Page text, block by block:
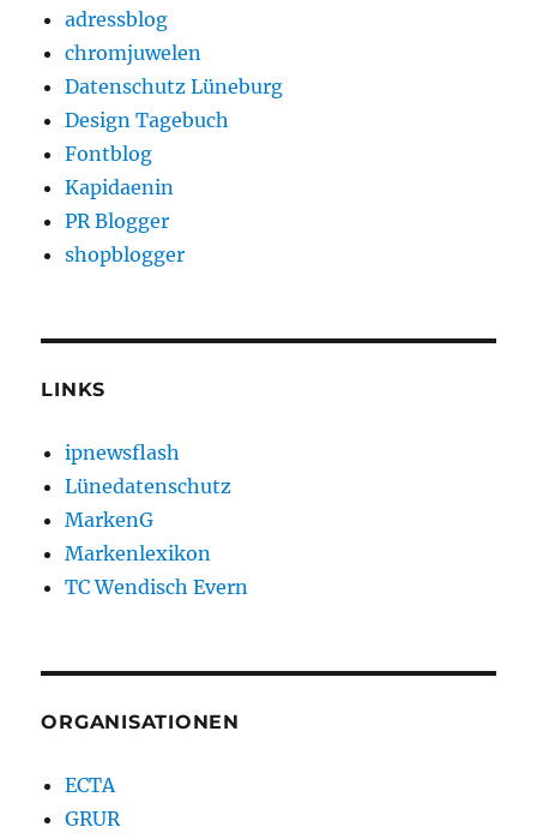
adressblog
chromjuwelen
Datenschutz Lüneburg
Design Tagebuch
Fontblog
Kapidaenin
PR Blogger
shopblogger
LINKS
ipnewsflash
Lünedatenschutz
MarkenG
Markenlexikon
TC Wendisch Evern
ORGANISATIONEN
ECTA
GRUR